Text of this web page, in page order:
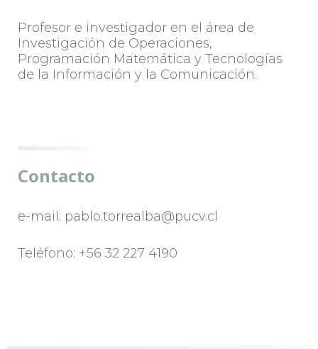
Profesor e investigador en el área de
Investigación de Operaciones,
Programación Matemática y Tecnologías
de la Información y la Comunicación.
Contacto
e-mail: pablo.torrealba@pucv.cl
Teléfono: +56 32 227 4190